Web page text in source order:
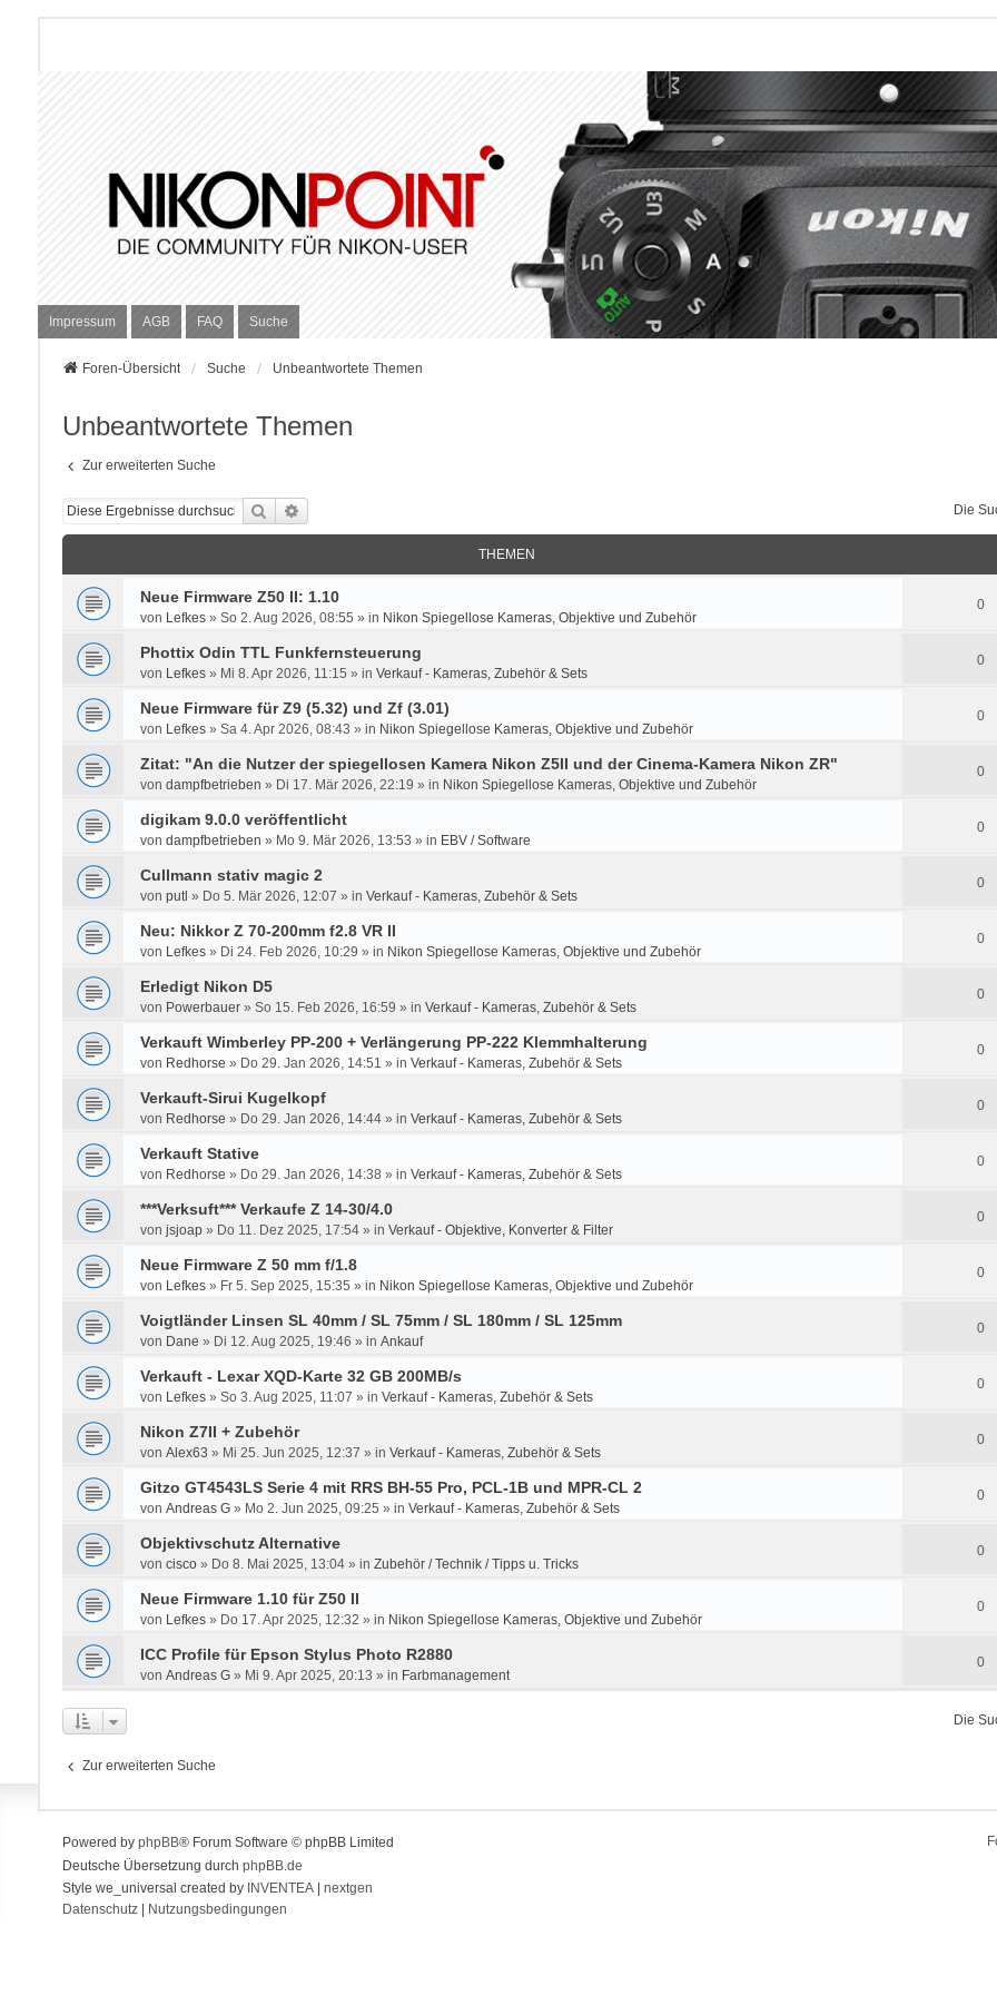
Impressum AGB FAQ Suche
Foren-Übersicht Suche Unbeantwortete Themen
Unbeantwortete Themen
Zur erweiterten Suche
Suche Die
THEMEN
Neue Firmware Z50 II: 1.10
von Lefkes» So 2. Aug 2026, 08:55 » in Nikon Spiegellose Kameras, Objektive und Zubehör
0
Phottix Odin TTL Funkfernsteuerung
von Lefkes» Mi 8. Apr 2026, 11:15 » in Verkauf - Kameras, Zubehör & Sets
0
Neue Firmware für Z9 (5.32) und Zf (3.01)
von Lefkes» Sa 4. Apr 2026, 08:43 » in Nikon Spiegellose Kameras, Objektive und Zubehör
0
Zitat: "An die Nutzer der spiegellosen Kamera Nikon Z5II und der Cinema-Kamera Nikon ZR"
von dampfbetrieben » Di 17. Mär 2026, 22:19 » in Nikon Spiegellose Kameras, Objektive und Zubehör
0
digikam 9.0.0 veröffentlicht
von dampfbetrieben » Mo 9. Mär 2026, 13:53 » in EBV / Software
0
Cullmann stativ magic 2
von putl » Do 5. Mär 2026, 12:07 » in Verkauf - Kameras, Zubehör & Sets
0
Neu: Nikkor Z 70-200mm f2.8 VR II
von Lefkes» Di 24. Feb 2026, 10:29 » in Nikon Spiegellose Kameras, Objektive und Zubehör
0
Erledigt Nikon D5
von Powerbauer» So 15. Feb 2026, 16:59 » in Verkauf - Kameras, Zubehör & Sets
0
Verkauft Wimberley PP-200 + Verlängerung PP-222 Klemmhalterung
von Redhorse » Do 29. Jan 2026, 14:51 » in Verkauf - Kameras, Zubehör & Sets
0
Verkauft-Sirui Kugelkopf
von Redhorse » Do 29. Jan 2026, 14:44» in Verkauf - Kameras, Zubehör & Sets
0
Verkauft Stative
von Redhorse » Do 29. Jan 2026, 14:38 » in Verkauf - Kameras, Zubehör & Sets
0
***Verksuft*** Verkaufe Z 14-30/4.0
von jsjoap» Do 11. Dez 2025, 17:54» in Verkauf - Objektive, Konverter & Filter
0
Neue Firmware Z 50 mm f/1.8
von Lefkes» Fr 5. Sep 2025, 15:35 » in Nikon Spiegellose Kameras, Objektive und Zubehör
0
Voigtländer Linsen SL 40mm / SL 75mm / SL 180mm / SL 125mm
von Dane » Di 12. Aug 2025, 19:46 » in Ankauf
0
Verkauft - Lexar XQD-Karte 32 GB 200MB/s
von Lefkes» So 3. Aug 2025, 11:07 » in Verkauf - Kameras, Zubehör & Sets
0
Nikon Z7II + Zubehör
von Alex63 » Mi 25. Jun 2025, 12:37 » in Verkauf - Kameras, Zubehör & Sets
0
Gitzo GT4543LS Serie 4 mit RRS BH-55 Pro, PCL-1B und MPR-CL 2
von Andreas G» Mo 2. Jun 2025, 09:25 » in Verkauf - Kameras, Zubehör & Sets
0
Objektivschutz Alternative
von cisco» Do 8. Mai 2025, 13:04» in Zubehör / Technik / Tipps u. Tricks
0
Neue Firmware 1.10 für Z50 II
von Lefkes» Do 17. Apr 2025, 12:32 » in Nikon Spiegellose Kameras, Objektive und Zubehör
0
ICC Profile für Epson Stylus Photo R2880
von Andreas G» Mi 9. Apr 2025, 20:13 » in Farbmanagement
0
Die
Zur erweiterten Suche
Powered by phpBB® Forum Software © phpBB Limited
Deutsche Übersetzung durch phpBB.de
Style we_universal created by INVENTEA| nextgen
Datenschutz| Nutzungsbedingungen